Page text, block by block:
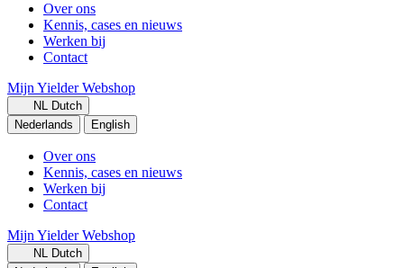
Over ons
Kennis, cases en nieuws
Werken bij
Contact
Mijn Yielder Webshop
NL Dutch
Nederlands
English
Over ons
Kennis, cases en nieuws
Werken bij
Contact
Mijn Yielder Webshop
NL Dutch